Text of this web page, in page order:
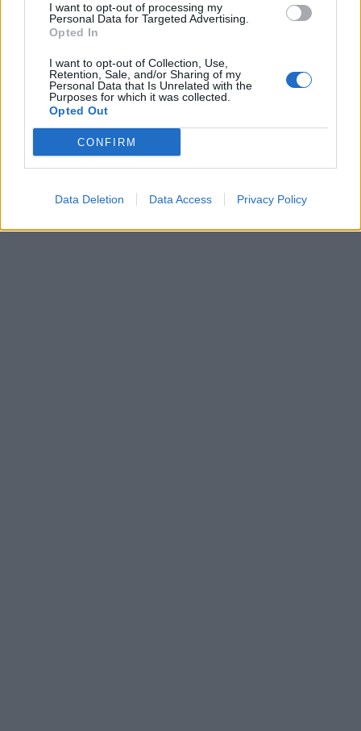
I want to opt-out of processing my
Personal Data for Targeted Advertising.
Opted In
I want to opt-out of Collection, Use,
Retention, Sale, and/or Sharing of my
Personal Data that Is Unrelated with the
Purposes for which it was collected.
Opted Out
CONFIRM
Data Deletion Data Access Privacy Policy